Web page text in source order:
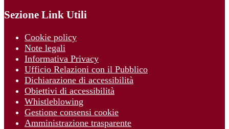
Sezione Link Utili
Cookie policy
Note legali
Informativa Privacy
Ufficio Relazioni con il Pubblico
Dichiarazione di accessibilità
Obiettivi di accessibilità
Whistleblowing
Gestione consensi cookie
Amministrazione trasparente